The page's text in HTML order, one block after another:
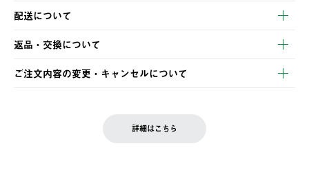
以下のいずれかの方法でお支払いいただけます。
・クレジットカード決済
・コンビニ決済
・Pay-easy決済
配送について
【発送スケジュール】
ご注文・ご入金完了より2営業日以内に商品を発送いたします。
土日祝の発送はございませんので、木曜日以降のご注文は週明け
の発送となる場合がございます。
返品・交換について
※お客様都合の場合
お客様都合の返品にかかる送料は、お客様ご負担とさせていただ
ご注文内容の変更・キャンセルについて
LOGOS FAMILY会員の方は、会員マイページ内 購入履歴画面に
詳細はこちら